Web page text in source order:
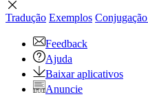
Tradução Exemplos Conjugação
Feedback
Ajuda
Baixar aplicativos
Anuncie